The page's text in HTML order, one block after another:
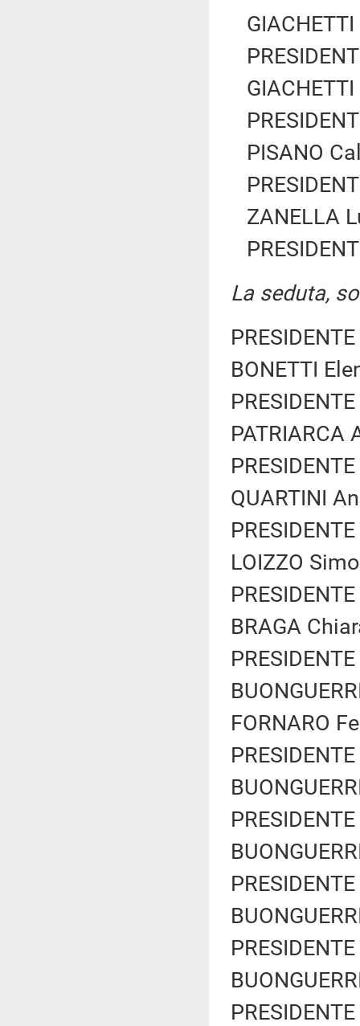
PISANO
ZANELLA
La seduta,
BONETTI
PATRIARCA
QUARTINI
LOIZZO
BRAGA
FORNARO